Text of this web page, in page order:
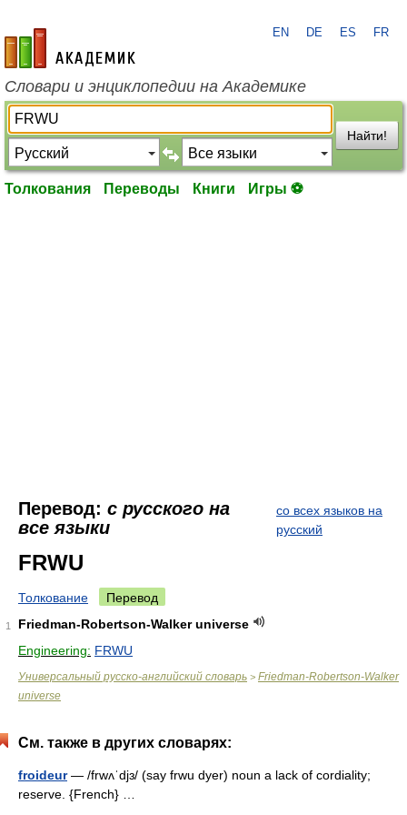
academic.ru
EN DE ES FR
Словари и энциклопедии на Академике
Найти!
Толкования Переводы Книги Игры ⚽
Перевод: с русского на
все языки
со всех языков на
русский
FRWU
Толкование Перевод
1
Friedman-Robertson-Walker universe
Engineering: FRWU
Универсальный русско-английский словарь > Friedman-Robertson-Walker
universe
См. также в других словарях:
froideur— /frwʌˈdjɜ/ (say frwu dyer) noun a lack of cordiality;
reserve. {French} …